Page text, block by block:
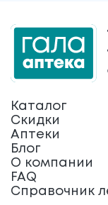
Каталог
Скидки
Аптеки
Блог
О компании
FAQ
Справочник